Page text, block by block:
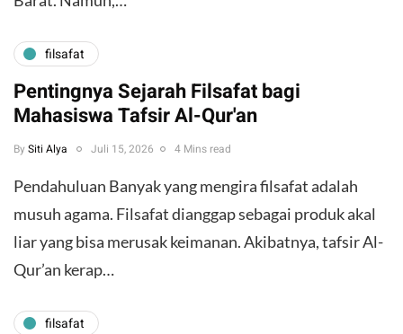
filsafat
Pentingnya Sejarah Filsafat bagi
Mahasiswa Tafsir Al-Qur'an
By Siti Alya Juli 15, 2026 4 Mins read
Pendahuluan ​Banyak yang mengira filsafat adalah
musuh agama. Filsafat dianggap sebagai produk akal
liar yang bisa merusak keimanan. Akibatnya, tafsir Al-
Qur’an kerap…
filsafat